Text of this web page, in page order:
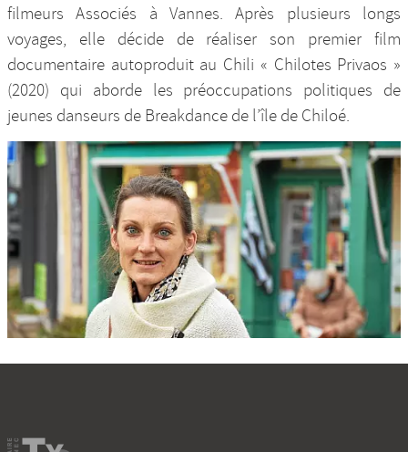
filmeurs Associés à Vannes. Après plusieurs longs
voyages, elle décide de réaliser son premier film
documentaire autoproduit au Chili « Chilotes Privaos »
(2020) qui aborde les préoccupations politiques de
jeunes danseurs de Breakdance de l’île de Chiloé.